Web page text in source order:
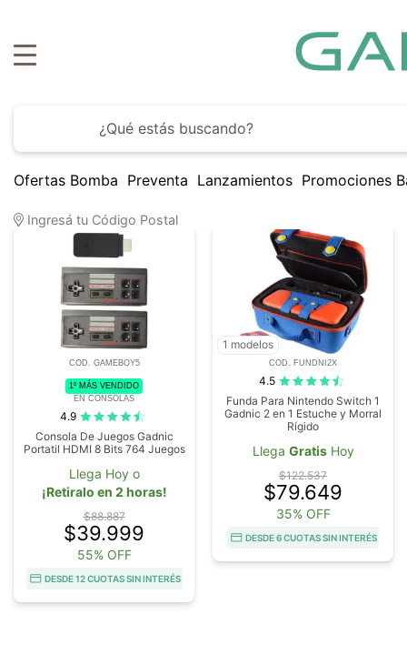
con todos
Ofertas Bomba Preventa Lanzamientos Promociones
Ingresá tu Código Postal
2
COD. GAMEBOY5
1º MÁS VENDIDO
EN CONSOLAS
4.9
Consola De Juegos Gadnic
Portatil HDMI 8 Bits 764 Juegos
Llega Hoy o
¡Retiralo en 2 horas!
$88.887
$39.999
55% OFF
DESDE 12 CUOTAS SIN INTERÉS
1 modelos
COD. FUNDNI2X
4.5
Funda Para Nintendo Switch 1
Gadnic 2 en 1 Estuche y Morral
Rígido
Llega GratisHoy
$122.537
$79.649
35% OFF
DESDE 6 CUOTAS SIN INTERÉS